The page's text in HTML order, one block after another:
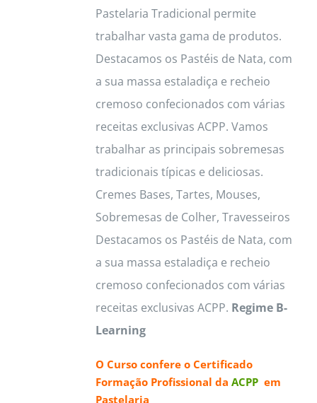
Pastelaria Tradicional permite
trabalhar vasta gama de produtos.
Destacamos os Pastéis de Nata, com
a sua massa estaladiça e recheio
cremoso confecionados com várias
receitas exclusivas ACPP. Vamos
trabalhar as principais sobremesas
tradicionais típicas e deliciosas.
Cremes Bases, Tartes, Mouses,
Sobremesas de Colher, Travesseiros
Destacamos os Pastéis de Nata, com
a sua massa estaladiça e recheio
cremoso confecionados com várias
receitas exclusivas ACPP. Regime B-
Learning
O Curso confere o Certificado
Formação Profissional da ACPPem
Pastelaria